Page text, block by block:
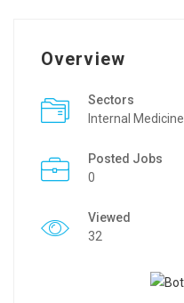
Overview
Sectors
Internal Medicine
Posted Jobs
0
Viewed
32